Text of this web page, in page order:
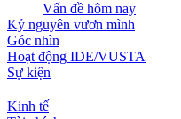
Vấn đề hôm nay
Kỷ nguyên vươn mình
Góc nhìn
Hoạt động IDE/VUSTA
Sự kiện
Kinh tế